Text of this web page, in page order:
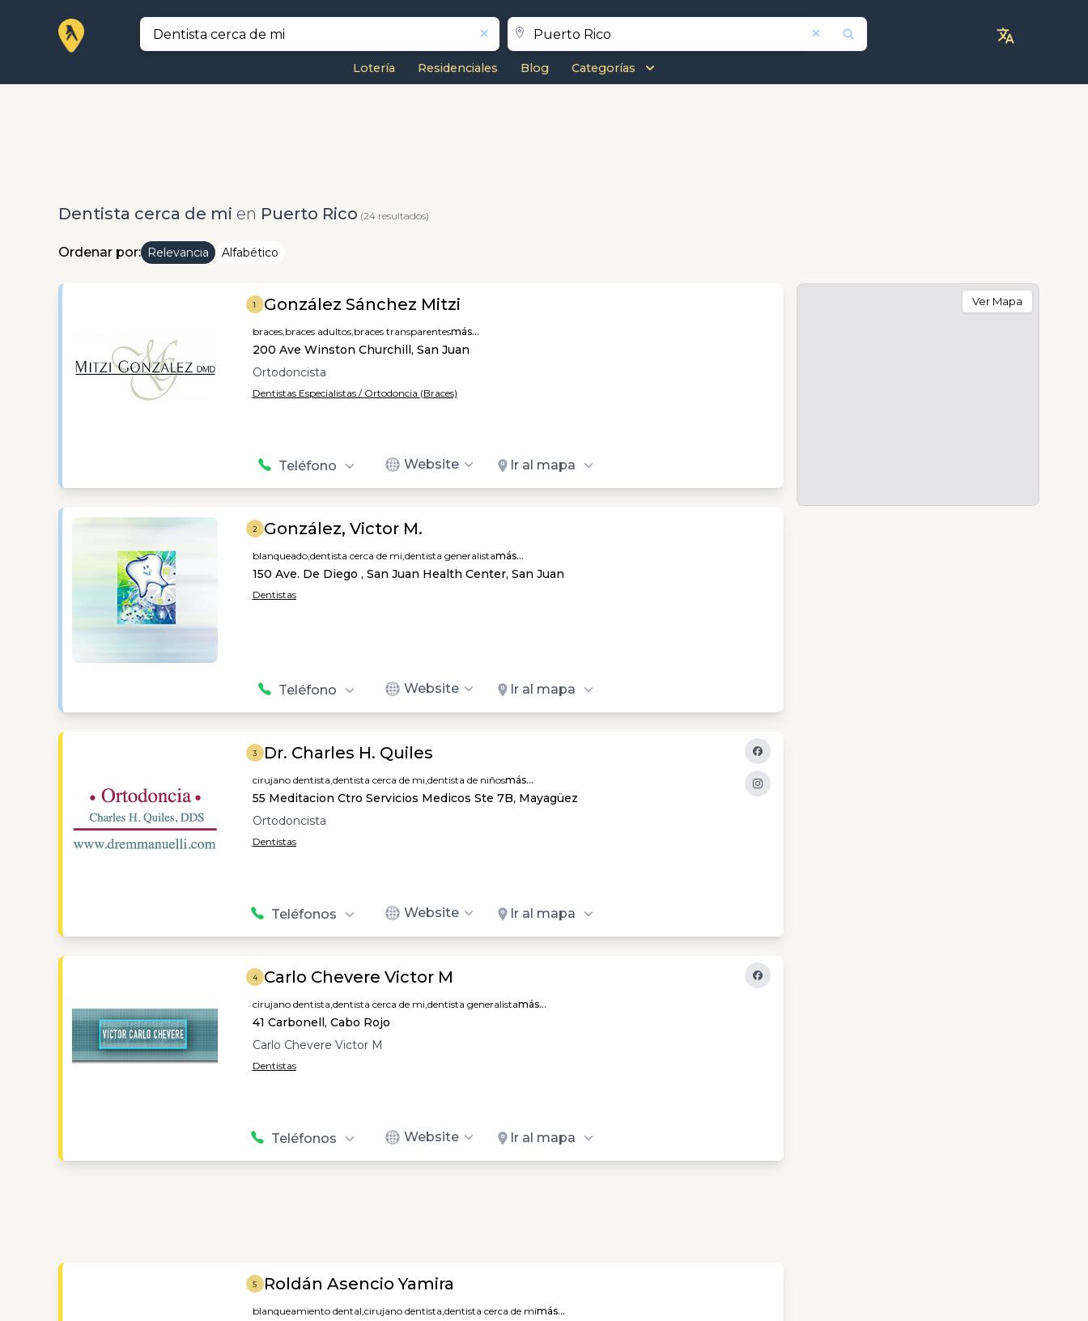
Lotería Residenciales Blog Categorías
Dentista cerca de mi en Puerto Rico (24 resultados)
Ordenar por: Relevancia Alfabético
1 González Sánchez Mitzi
braces,braces adultos,braces transparentesmás...
200 Ave Winston Churchill, San Juan
Ortodoncista
Dentistas Especialistas / Ortodoncia (Braces)
Teléfono Website Ir al mapa
2 González, Victor M.
blanqueado,dentista cerca de mi,dentista generalistamás...
150 Ave. De Diego , San Juan Health Center, San Juan
Dentistas
Teléfono Website Ir al mapa
3 Dr. Charles H. Quiles
cirujano dentista,dentista cerca de mi,dentista de niñosmás...
55 Meditacion Ctro Servicios Medicos Ste 7B, Mayagüez
Ortodoncista
Dentistas
Teléfonos Website Ir al mapa
4 Carlo Chevere Victor M
cirujano dentista,dentista cerca de mi,dentista generalistamás...
41 Carbonell, Cabo Rojo
Carlo Chevere Victor M
Dentistas
Teléfonos Website Ir al mapa
5 Roldán Asencio Yamira
blanqueamiento dental,cirujano dentista,dentista cerca de mimás...
Ver Mapa